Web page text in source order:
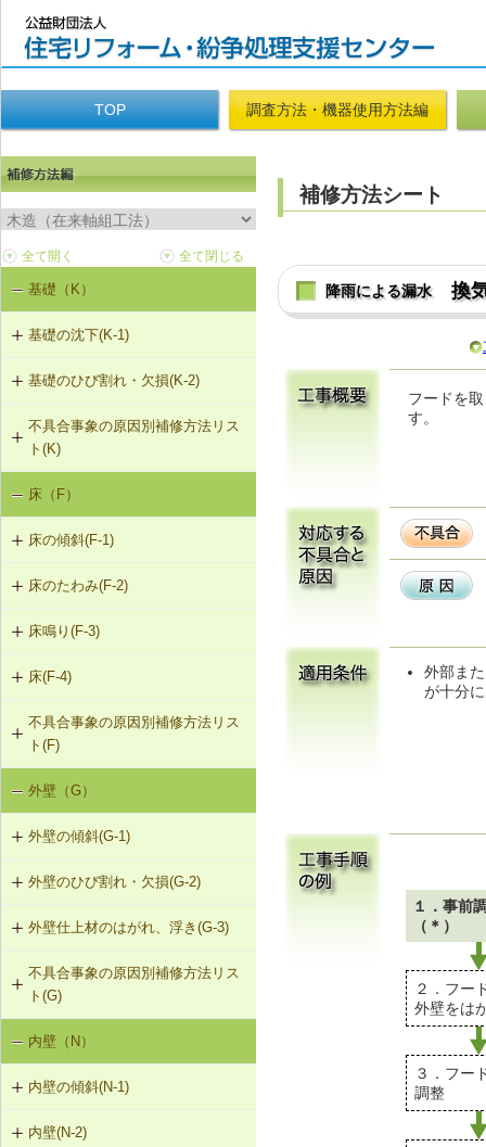
TOP 調査方法・機器使用方法編
基礎（K）
基礎の沈下(K-1)
K-1-101 土台をジャッキアップのう
え、基礎の再施工
K-1-102 布基礎をべた基礎に変更
（基礎天端レベル調整）
K-1-103 布基礎底盤の拡大（基礎の
天端レベル調整）
K-1-104 土台をジャッキアップのう
え、土台と基礎の間にモルタル充填
え、基礎天端レベル調整
K-1-501 基礎をジャッキアップのう
え、鋼管圧入工法
K-1-502 基礎をジャッキアップのう
基礎のひび割れ・欠損(K-2)
K-2-501 樹脂注入工法
K-2-502 充填工法
K-2-503 打直し工法
不具合事象の原因別補修方法リス
ト(K)
基礎の沈下（K-1）
基礎のひび割れ・欠損（K-2）
床（F）
床の傾斜(F-1)
F-1-101 柱による梁の補強
F-1-102 溝形鋼による梁の補強
F-1-103 H形鋼による梁の補強
F-1-104 添え梁による梁の補強
面）
F-1-106 梁の交換
F-1-107 梁と柱の仕口部分を添え柱
物により補強
F-1-109 土台の交換
F-1-110 束立てによる大引きの補強
F-1-111 大引きの補修
床のたわみ(F-2)
F-2-101 根太の交換
F-2-102 下地合板の張替え（根太を
含む）
床鳴り(F-3)
F-3-101 下地合板の留付け直し
F-3-102 床鳴りの補修
床(F-4)
F-4-001 ビニル床シートの張替え
F-4-002 カーペットの張替え
F-4-501 フローリングの張替え
不具合事象の原因別補修方法リス
ト(F)
床の傾斜（F-1）
床のたわみ（F-2）
床鳴り（F-3）
外壁（G）
外壁の傾斜(G-1)
G-1-101 柱の交換
G-1-102 耐力壁（筋かい）の新設
G-1-103 筋かいの補強・緊結部補強
外壁のひび割れ・欠損(G-2)
G-2-101 モルタル塗替え（下地込
み）
G-2-102 モルタル塗替え
G-2-501 ひび割れ改修工法（外壁
部）
外壁仕上材のはがれ、浮き(G-3)
G-3-101 サイディングの張替え
G-3-102 板張りの張替え（下見板張
り）
G-3-501 サイディングのひび割れの
補修
不具合事象の原因別補修方法リス
ト(G)
外壁の傾斜（G-1）
外壁のひび割れ・欠損（G-2）
外壁仕上材のはがれ、浮き（G-3）
内壁（N）
内壁の傾斜(N-1)
N-1-001 下地材・仕上材の取替え
内壁(N-2)
補修方法シート
降雨による漏水 換
フードを
す。
外部ま
が十分
１．事前
（＊）
２．フー
外壁をは
３．フー
調整